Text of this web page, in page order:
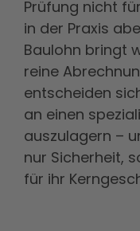
Prüfung nicht
in der Praxis
Baulohn bringt
reine
entscheiden
an einen
auszulagern –
nur Sicherheit,
für ihr